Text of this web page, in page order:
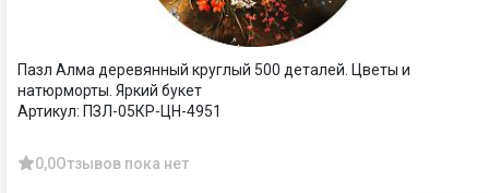
Пазл Алма деревянный круглый 500 деталей. Цветы и
натюрморты. Яркий букет
Артикул: ПЗЛ-05КР-ЦН-4951
0,0Отзывов пока нет